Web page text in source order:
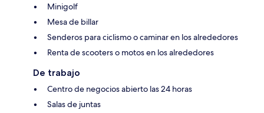
Minigolf
Mesa de billar
Senderos para ciclismo o caminar en los alrededores
Renta de scooters o motos en los alrededores
De trabajo
Centro de negocios abierto las 24 horas
Salas de juntas